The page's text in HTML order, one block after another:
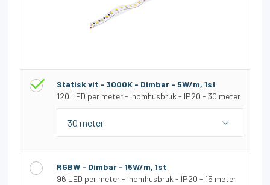
Statisk vit - 3000K - Dimbar - 5W/m, 1st
120 LED per meter - Inomhusbruk - IP20 - 30 meter
RGBW - Dimbar - 15W/m, 1st
96 LED per meter - Inomhusbruk - IP20 - 15 meter